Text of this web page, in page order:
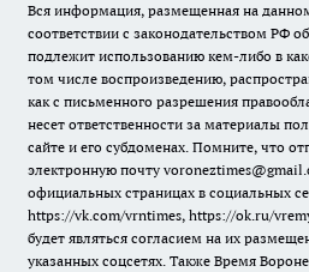
Вся информация, размещенная на
соответствии с законодательством РФ
подлежит использованию кем-либо в
том числе воспроизведению,
как с письменного разрешения
несет ответственности за материалы
сайте и его субдоменах. Помните, что
электронную почту
официальных страницах в социальных
https://vk.com/vrntimes, https://ok.ru/
будет являться согласием на их
указанных соцсетях. Также Время